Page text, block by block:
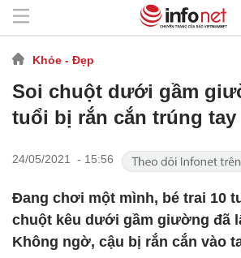
Khỏe - Đẹp
Soi chuột dưới gầm
tuổi bị rắn cắn trúng tay
24/05/2021 - 15:56
Đang chơi một mình, bé trai 10
chuột kêu dưới gầm giường đã
Không ngờ, cậu bị rắn cắn vào